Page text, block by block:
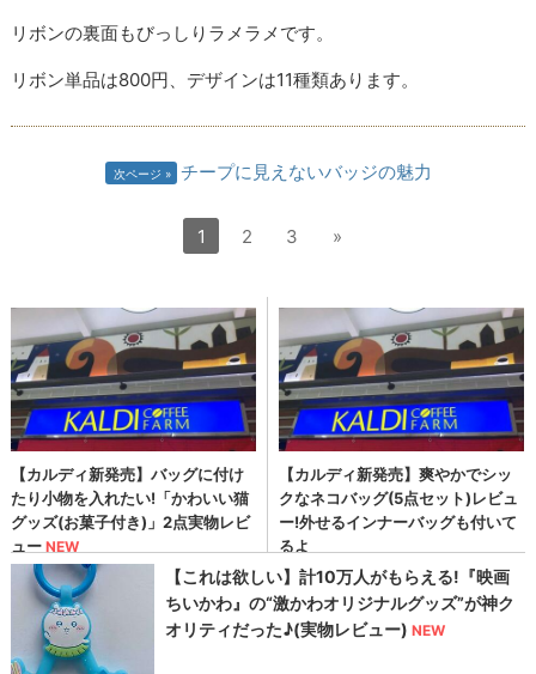
リボンの裏面もびっしりラメラメです。
リボン単品は800円、デザインは11種類あります。
次ページ チープに見えないバッジの魅力
1 2 3 »